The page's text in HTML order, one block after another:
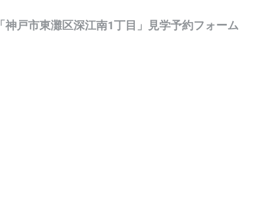
「神戸市東灘区深江南1丁目」見学予約フォーム